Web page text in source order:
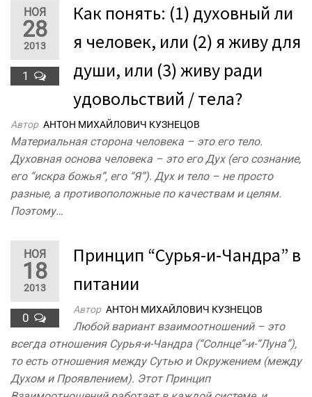
НОЯ
28
2013
1
Как понять: (1) духовный ли
я человек, или (2) я живу для
души, или (3) живу ради
удовольствий / тела?
Автор АНТОН МИХАЙЛОВИЧ КУЗНЕЦОВ
Материальная сторона человека – это его тело.
Духовная основа человека – это его Дух (его сознание,
его “искра божья”, его “Я”). Дух и тело – не просто
разные, а противоположные по качествам и целям.
Поэтому…
НОЯ
18
2013
0
Принцип “Сурья-и-Чандра” в
питании
Автор АНТОН МИХАЙЛОВИЧ КУЗНЕЦОВ
Любой вариант взаимоотношений – это
всегда отношения Сурья-и-Чандра (“Солнце”-и-“Луна”),
то есть отношения между Сутью и Окружением (между
Духом и Проявлением). Этот Принцип